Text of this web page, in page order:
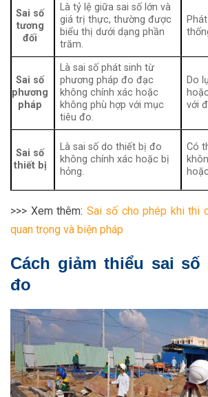
Sai số
tương
đối
Là tỷ lệ giữa sai số lớn và
giá trị thực, thường được
biểu thị dưới dạng phần
trăm.
Sai số
phương
pháp
Là sai số phát sinh từ
phương pháp đo đạc
không chính xác hoặc
không phù hợp với mục
tiêu đo.
Do
với
Sai số
thiết bị
Là sai số do thiết bị đo
không chính xác hoặc bị
hỏng.
Có
>>> Xem thêm: Sai số cho phép khi thi
quan trọng và biện pháp
Cách giảm thiểu sai số
đo